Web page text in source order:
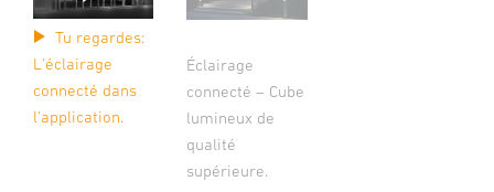
Tu regardes:
L'éclairage
connecté dans
l'application.
Éclairage
connecté – Cube
lumineux de
qualité
supérieure.